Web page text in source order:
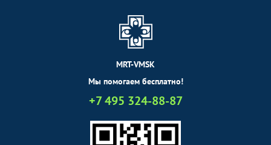
MRT-VMSK
Мы помогаем бесплатно!
+7 495 324-88-87